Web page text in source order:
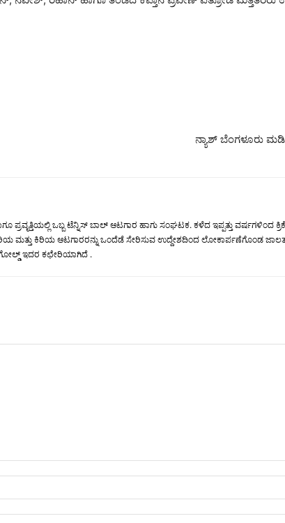
ನ್ಯಾಶ್ ಬೆಂಗಳೂರು
ಒಬ್ಬ ಟೆನ್ನಿಸ್ ಬಾಲ್ ಆಟಗಾರ ಹಾಗು ಸಂಘಟಕ. ಕಳೆದ ಇಪ್ಪತ್ತು ವರ್ಷಗಳಿಂದ
ಮತ್ತು ಕಿರಿಯ ಆಟಗಾರರನ್ನು ಒಂದೆಡೆ ಸೇರಿಸುವ ಉದ್ದೇಶದಿಂದ ಲೋಕಾರ್ಪಣೆಗೊಂಡ
ಇದರ ಕಛೇರಿಯಾಗಿದೆ .